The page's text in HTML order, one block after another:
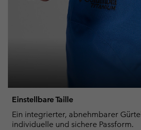
Einstellbare Taille
Ein integrierter, abnehmbarer
individuelle und sichere Passform.